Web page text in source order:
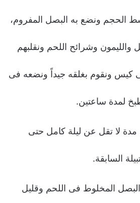
الحجم ونضع به البصل المفروم،
وشرائح اللحم ونقلبهم
كیس ونقوم بغلقه جیداً ونضعه فى
لمدة ساعتین.
مدة لا تقل عن لیلة كامل حتى
السابقة.
المخلوط فى اللحم وقلیل